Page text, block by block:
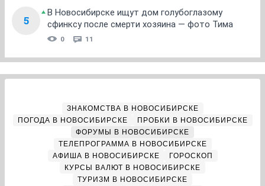
5
В Новосибирске ищут дом голубоглазому
сфинксу после смерти хозяина — фото Тима
0 11
ЗНАКОМСТВА В НОВОСИБИРСКЕ
ПОГОДА В НОВОСИБИРСКЕ
ПРОБКИ В НОВОСИБИРСКЕ
ФОРУМЫ В НОВОСИБИРСКЕ
ТЕЛЕПРОГРАММА В НОВОСИБИРСКЕ
АФИША В НОВОСИБИРСКЕ
ГОРОСКОП
КУРСЫ ВАЛЮТ В НОВОСИБИРСКЕ
ТУРИЗМ В НОВОСИБИРСКЕ